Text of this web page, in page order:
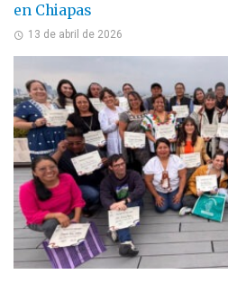
en Chiapas
13 de abril de 2026